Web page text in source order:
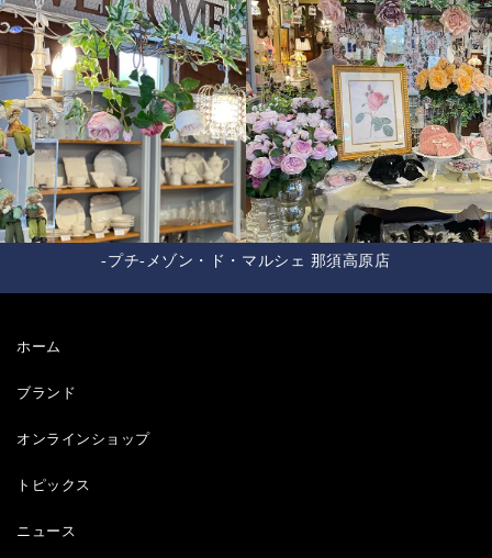
-プチ-メゾン・ド・マルシェ 那須高原店
ホーム
ブランド
オンラインショップ
トピックス
ニュース